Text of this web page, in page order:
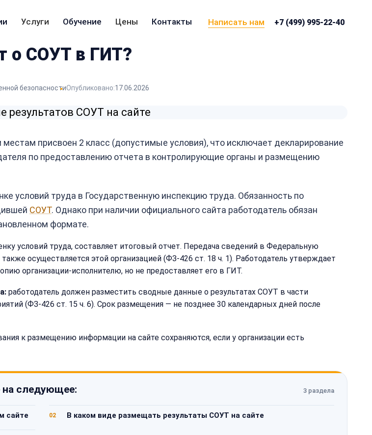
Услуги Обучение Цены Контакты Написать нам +7 (499) 995-22-40
о СОУТ в ГИТ?
безопасностиОпубликовано:17.06.2026
присвоен 2 класс (допустимые условия), что исключает декларирование
по предоставлению отчета в контролирующие органы и размещению
условий труда в Государственную инспекцию труда. Обязанность по
СОУТ. Однако при наличии официального сайта работодатель обязан
формате.
условий труда, составляет итоговый отчет. Передача сведений в Федеральную
осуществляется этой организацией (ФЗ-426 ст. 18 ч. 1). Работодатель утверждает
организации-исполнителю, но не предоставляет его в ГИТ.
работодатель должен разместить сводные данные о результатах СОУТ в части
(ФЗ-426 ст. 15 ч. 6). Срок размещения — не позднее 30 календарных дней после
к размещению информации на сайте сохраняются, если у организации есть
следующее: 3 раздела
сайте 02 В каком виде размещать результаты СОУТ на сайте